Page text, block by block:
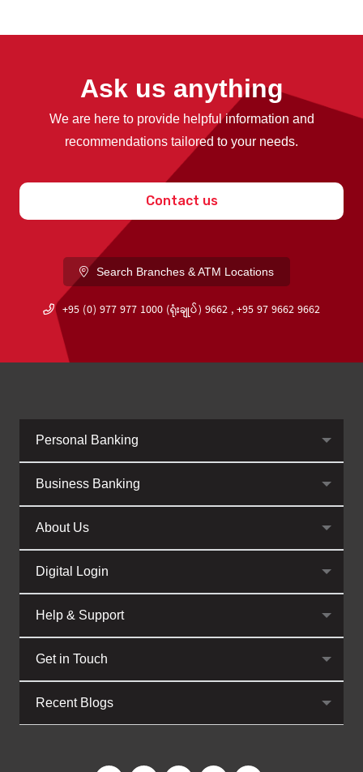
Ask us anything
We are here to provide helpful information and
recommendations tailored to your needs.
Contact us
Search Branches & ATM Locations
+95 (0) 977 977 1000 (ရုံးချုပ်) 9662 , +95 97 9662 9662
Personal Banking
Business Banking
About Us
Digital Login
Help & Support
Get in Touch
Recent Blogs